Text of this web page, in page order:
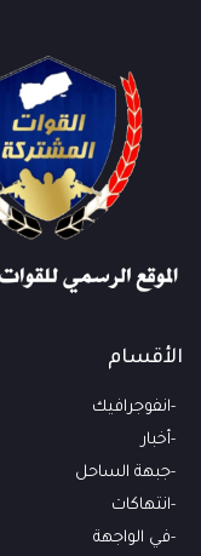
الأقسام
انفوجرافيك
أخبار
جبهة الساحل
انتهاكات
في الواجهة